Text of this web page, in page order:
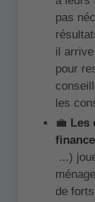
pas
il
pour
les
💼 Les
...)
de